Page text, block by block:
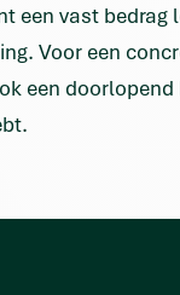
een vast
Voor een
een